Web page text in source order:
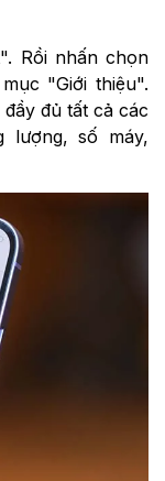
Rồi nhấn chọn
"Giới thiệu".
đủ tất cả các
lượng, số máy,